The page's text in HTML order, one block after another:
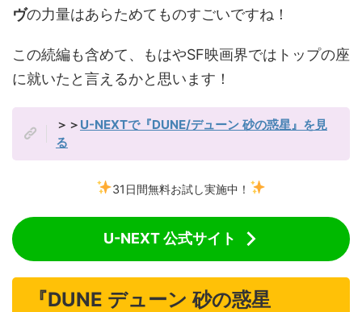
ヴの力量はあらためてものすごいですね！
この続編も含めて、もはやSF映画界ではトップの座
に就いたと言えるかと思います！
＞＞ U-NEXTで『DUNE/デューン 砂の惑星』を見
る
31日間無料お試し実施中！
U-NEXT 公式サイト
『DUNE デューン 砂の惑星